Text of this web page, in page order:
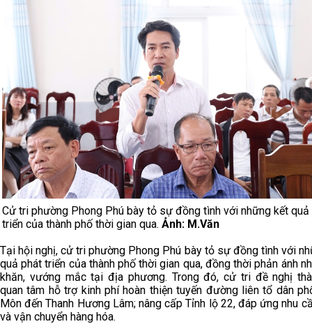
Cử tri phường Phong Phú bày tỏ sự đồng tình với những kết quả
triển của thành phố thời gian qua. Ảnh: M.Văn
Tại hội nghị, cử tri phường Phong Phú bày tỏ sự đồng tình với
quả phát triển của thành phố thời gian qua, đồng thời phản ánh
khăn, vướng mắc tại địa phương. Trong đó, cử tri đề nghị
quan tâm hỗ trợ kinh phí hoàn thiện tuyến đường liên tổ dân
Môn đến Thanh Hương Lâm; nâng cấp Tỉnh lộ 22, đáp ứng nhu
và vận chuyển hàng hóa.